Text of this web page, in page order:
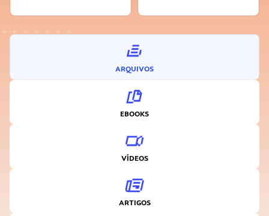
ARQUIVOS
EBOOKS
VÍDEOS
ARTIGOS